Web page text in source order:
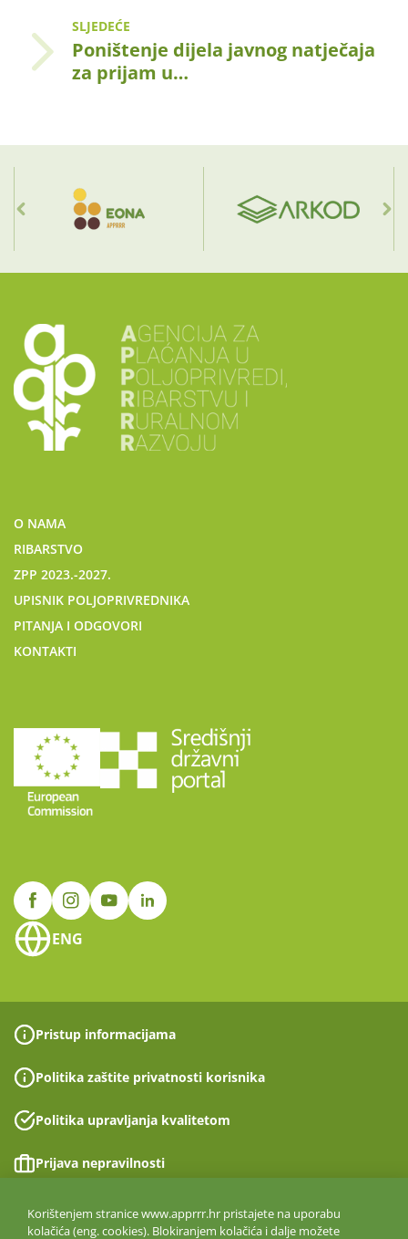
SLJEDEĆE
Poništenje dijela javnog natječaja
za prijam u…
O NAMA
RIBARSTVO
ZPP 2023.-2027.
UPISNIK POLJOPRIVREDNIKA
PITANJA I ODGOVORI
KONTAKTI
ENG
Pristup informacijama
Politika zaštite privatnosti korisnika
Politika upravljanja kvalitetom
Prijava nepravilnosti
Izjava o pristupačnosti
Korištenjem stranice www.apprrr.hr pristajete na uporabu
kolačića (eng. cookies). Blokiranjem kolačića i dalje možete